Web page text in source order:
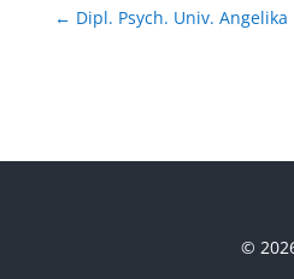
← Dipl. Psych. Univ. Angelika
©